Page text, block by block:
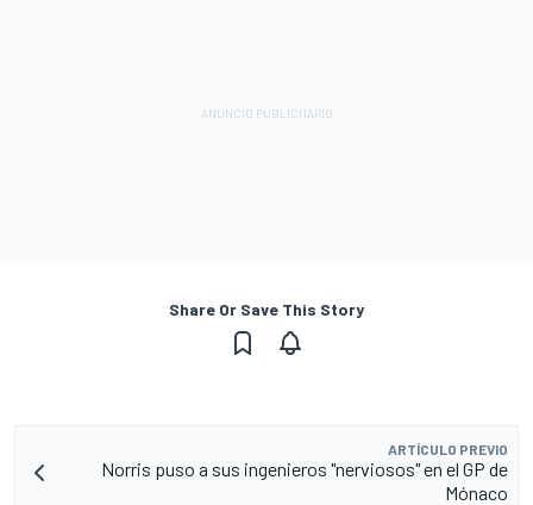
Share Or Save This Story
ARTÍCULO PREVIO
Norris puso a sus ingenieros "nerviosos" en el GP de
Mónaco